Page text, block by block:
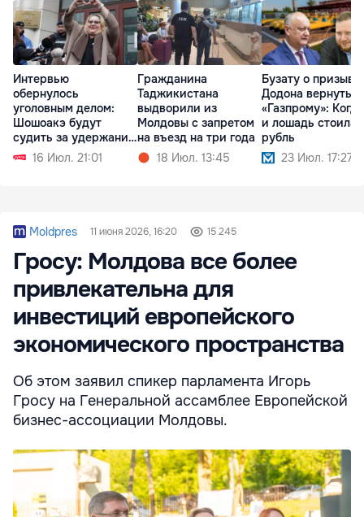
Интервью
обернулось
уголовным делом:
Шошоакэ будут
судить за удержание
журналистов
16 Июл. 21:01
Гражданина
Таджикистана
выдворили из
Молдовы с запретом
на въезд на три года
18 Июл. 13:45
Бузату о призыве
Додона
«Газпрому»:
и лошадь стоила
рубль
23 Июл. 17:27
Moldpres 11 июня 2026, 16:20 15 245
Гросу: Молдова все более
привлекательна для
инвестиций европейского
экономического пространства
Об этом заявил спикер парламента Игорь
Гросу на Генеральной ассамблее Европейской
бизнес-ассоциации Молдовы.